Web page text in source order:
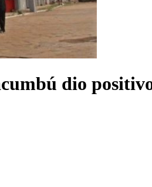
dio